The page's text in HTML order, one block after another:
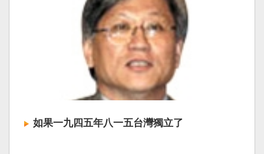
如果一九四五年八一五台灣獨立了